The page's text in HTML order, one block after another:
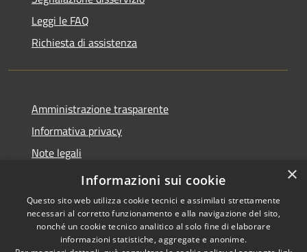
Leggi le FAQ
Richiesta di assistenza
Amministrazione trasparente
Informativa privacy
Note legali
Dichiarazione di accessibilità
Copyright © 2026 • Comune di
×
Informazioni sui cookie
Questo sito web utilizza cookie tecnici e assimilati strettamente
necessari al corretto funzionamento e alla navigazione del sito,
nonché un cookie tecnico analitico al solo fine di elaborare
informazioni statistiche, aggregate e anonime.